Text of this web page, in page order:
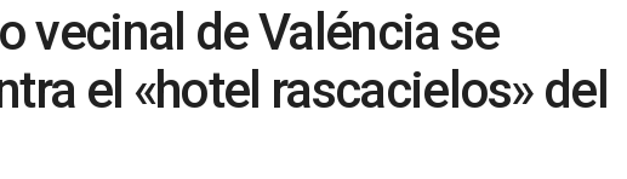
vecinal de Valéncia se
el «hotel rascacielos» del